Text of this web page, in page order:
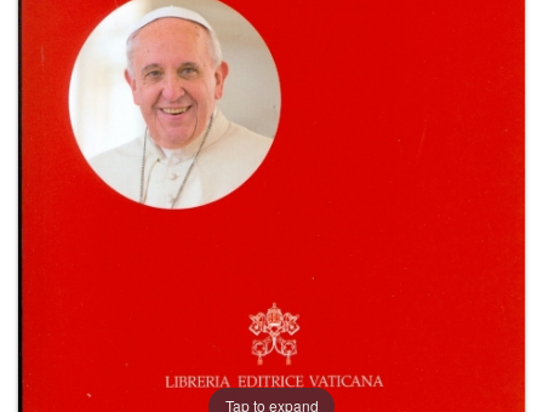
Tap to expand